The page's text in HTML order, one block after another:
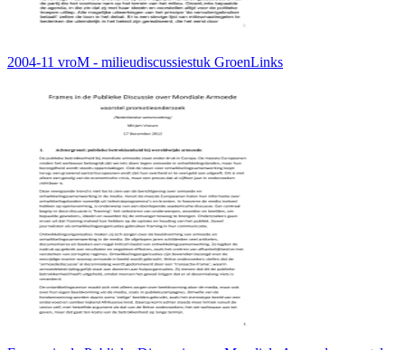
2004-11 vroM - milieudiscussiestuk GroenLinks